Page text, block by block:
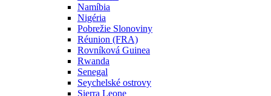
Namíbia
Nigéria
Pobrežie Slonoviny
Réunion (FRA)
Rovníková Guinea
Rwanda
Senegal
Seychelské ostrovy
Sierra Leone